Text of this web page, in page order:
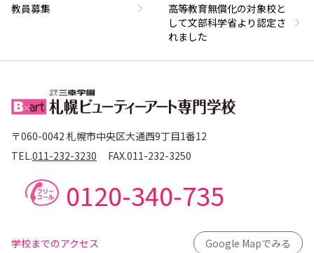
教員募集
高等教育無償化の対象校と
して文部科学省より認定さ
れました
〒060-0042 札幌市中央区大通西9丁目1番12
TEL.011-232-3230 FAX.011-232-3250
0120-340-735
学校までのアクセス
Google Mapでみる